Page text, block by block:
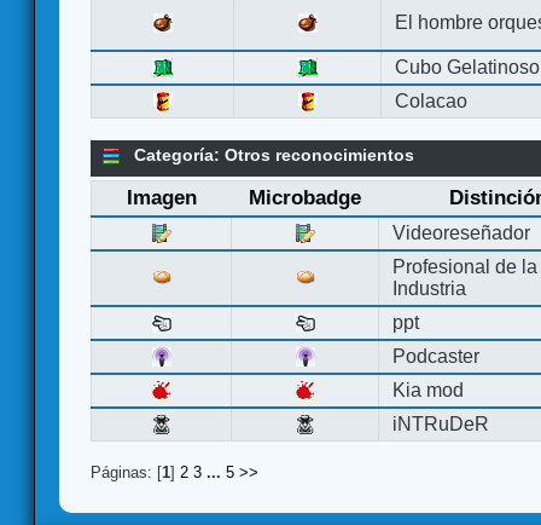
El hombre
Cubo Gelatinoso
Colacao
Categoría: Otros reconocimientos
Imagen Microbadge
Videoreseñador
Profesional de la
Industria
ppt
Podcaster
Kia mod
iNTRuDeR
Páginas: [1] 2 3 ... 5 >>